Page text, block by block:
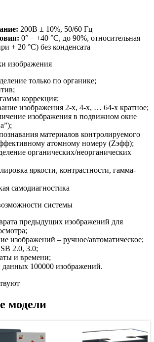
200В ± 10%, 50/60 Гц
0° – +40 °С, до 90%, относительная
+ 20 °С) без конденсата
изображения
только по органике;
коррекция;
изображения 2-х, 4-х, … 64-х кратное;
изображения в подвижном окне
материалов контролируемого
атомному номеру (Zэфф);
органических/неорганических
яркости, контрастности, гамма-
самодиагностика
системы
предыдущих изображений для
изображений – ручное/автоматическое;
2.0, 3.0;
и времени;
данных 100000 изображений.
модели